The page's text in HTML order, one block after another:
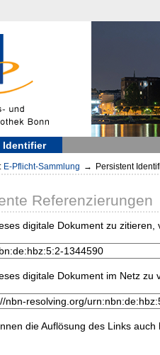
Identifier
E-Pflicht-Sammlung → Persistent
Referenzierungen
digitale Dokument zu
digitale Dokument im Netz
die Auflösung des Links auch